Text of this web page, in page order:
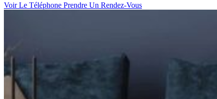
Voir Le Téléphone Prendre Un Rendez-Vous